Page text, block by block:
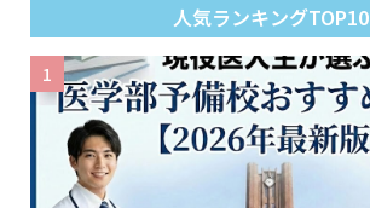
人気ランキングTOP10
1